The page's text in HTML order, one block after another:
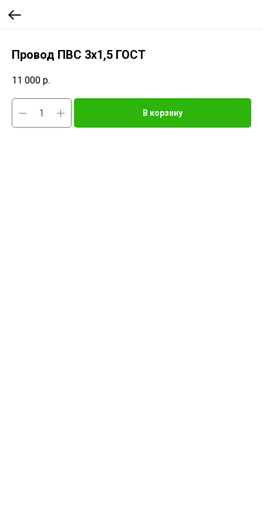
Провод ПВС 3х1,5 ГОСТ
11 000 р.
В корзину